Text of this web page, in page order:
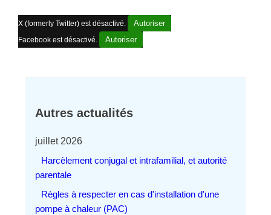
X (formerly Twitter) est désactivé. Autoriser
Facebook est désactivé. Autoriser
Autres actualités
juillet 2026
Harcèlement conjugal et intrafamilial, et autorité
parentale
Règles à respecter en cas d'installation d'une
pompe à chaleur (PAC)